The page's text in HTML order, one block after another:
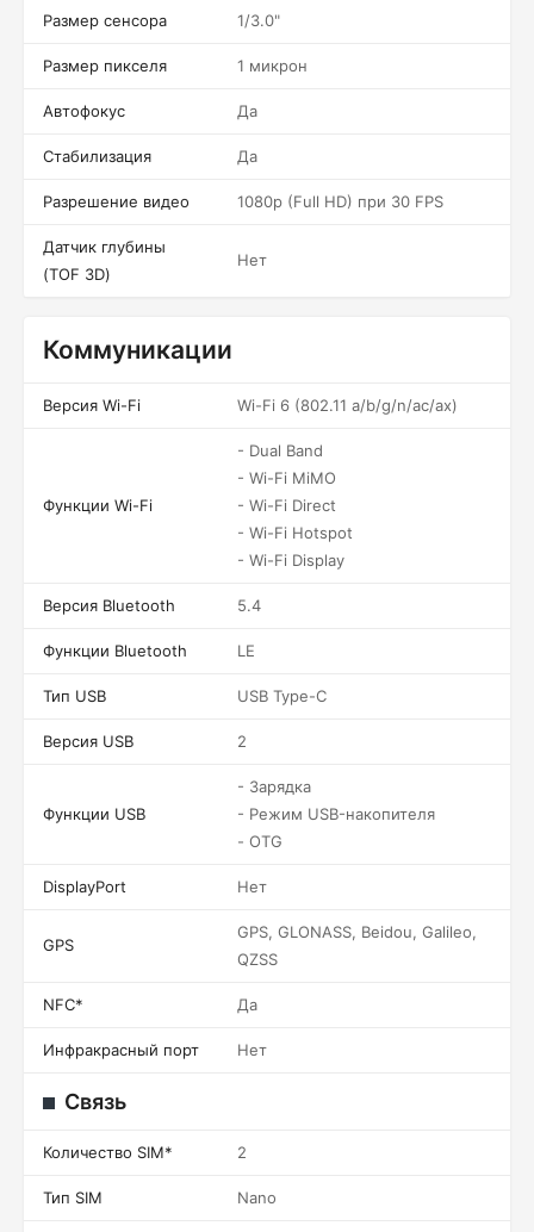
Размер сенсора 1/3.0"
Размер пикселя 1 микрон
Автофокус Да
Стабилизация Да
Разрешение видео 1080p (Full HD) при 30 FPS
Датчик глубины
(TOF 3D)
Нет
Коммуникации
Версия Wi-Fi Wi-Fi 6 (802.11 a/b/g/n/ac/ax)
Функции Wi-Fi
- Dual Band
- Wi-Fi MiMO
- Wi-Fi Direct
- Wi-Fi Hotspot
- Wi-Fi Display
Версия Bluetooth 5.4
Функции Bluetooth LE
Тип USB USB Type-C
Версия USB 2
Функции USB
- Зарядка
- Режим USB-накопителя
- OTG
DisplayPort Нет
GPS
GPS, GLONASS, Beidou, Galileo,
QZSS
NFC* Да
Инфракрасный порт Нет
Связь
Количество SIM* 2
Тип SIM Nano